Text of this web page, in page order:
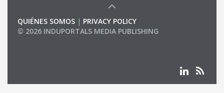
QUIÉNES SOMOS | PRIVACY POLICY
© 2026 INDUPORTALS MEDIA PUBLISHING